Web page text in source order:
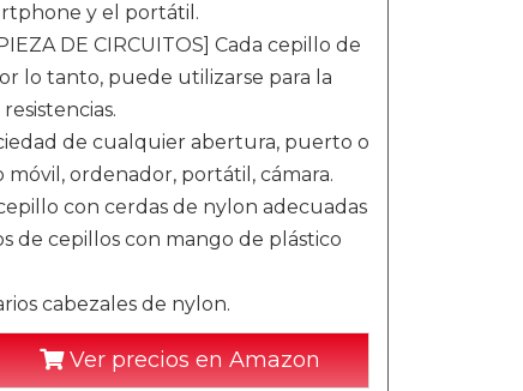
y el portátil.
DE CIRCUITOS] Cada cepillo de
lo tanto, puede utilizarse para la
de cualquier abertura, puerto o
ordenador, portátil, cámara.
con cerdas de nylon adecuadas
de cepillos con mango de plástico
cabezales de nylon.
Ver precios en Amazon